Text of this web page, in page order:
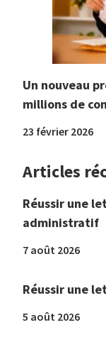
Un nouveau
millions de
23 février 2026
Articles
Réussir une
administratif
7 août 2026
Réussir une
5 août 2026